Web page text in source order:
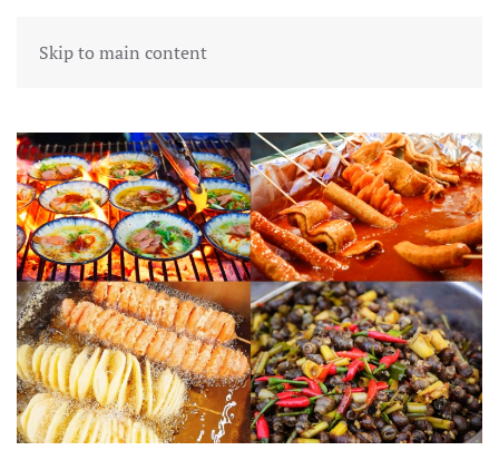
Skip to main content
Author:Đà Nẵng Du lịch